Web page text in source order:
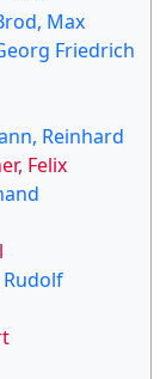
Max
Friedrich
Reinhard
Felix